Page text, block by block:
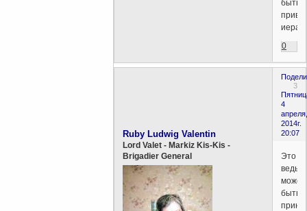
быть
0
3
4
апреля,
2014г.
20:07
Ruby Ludwig Valentin
Lord Valet - Markiz Kis-Kis -
Brigadier General
Это
ведь
может
быть